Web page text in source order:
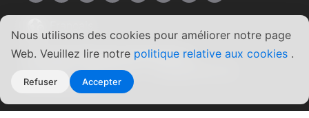
Nous utilisons des cookies pour améliorer notre page
Web. Veuillez lire notre politique relative aux cookies .
Refuser Accepter
Copyright ©2026 ASUSTOR Inc.
Conditions générales
confidentialité